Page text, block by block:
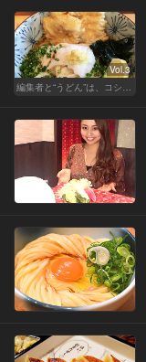
Vol.3
編集者と“うどん”は、コシと粘りが大切です